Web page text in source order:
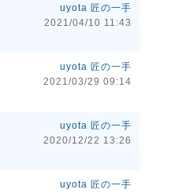
uyota 匠の一手
2021/04/10 11:43
uyota 匠の一手
2021/03/29 09:14
uyota 匠の一手
2020/12/22 13:26
uyota 匠の一手